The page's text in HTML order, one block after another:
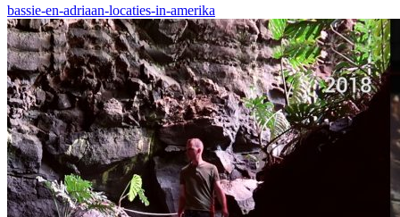
bassie-en-adriaan-locaties-in-amerika